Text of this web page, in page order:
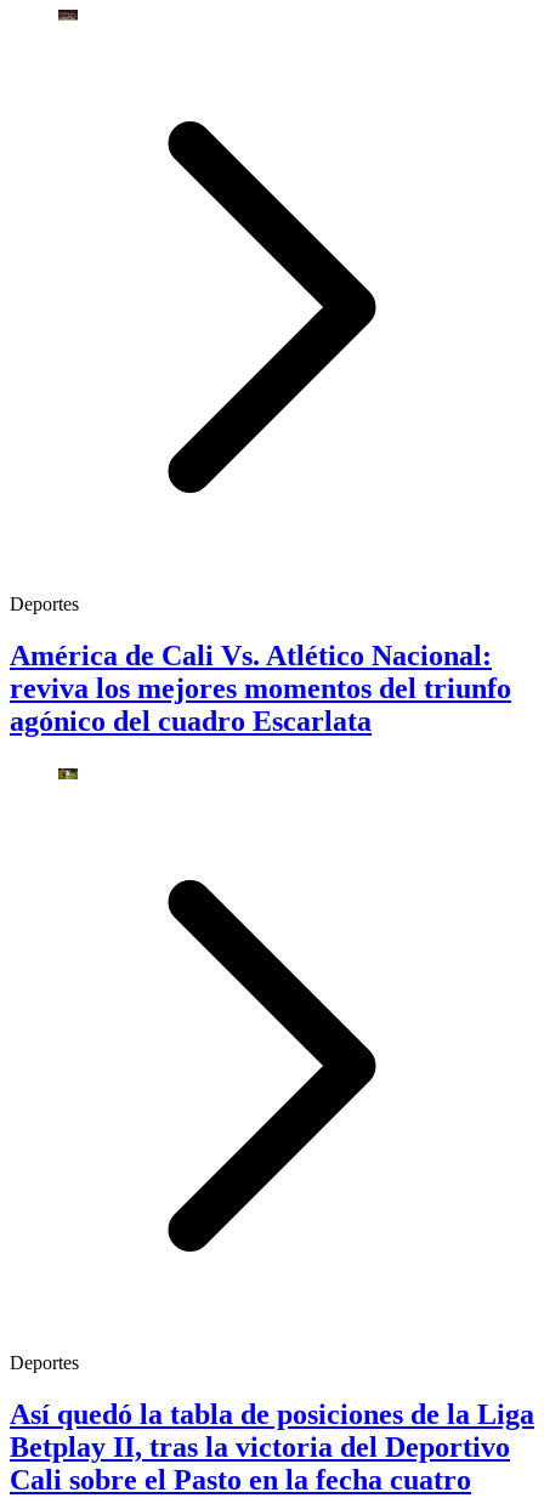
Deportes
América de Cali Vs. Atlético Nacional:
reviva los mejores momentos del triunfo
agónico del cuadro Escarlata
Deportes
Así quedó la tabla de posiciones de la Liga
Betplay II, tras la victoria del Deportivo
Cali sobre el Pasto en la fecha cuatro